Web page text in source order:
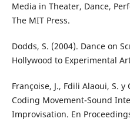
Media in Theater, Dance,
The MIT Press.
Dodds, S. (2004). Dance on
Hollywood to Experimental
Françoise, J., Fdili Alaoui, S. y
Coding Movement-Sound
Improvisation. En